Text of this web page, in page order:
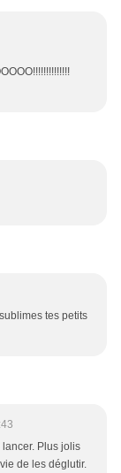
tes petits
Plus jolis
de les déglutir.